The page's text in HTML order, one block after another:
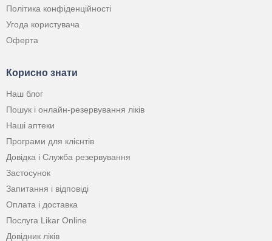
Політика конфіденційності
Угода користувача
Оферта
Корисно знати
Наш блог
Пошук і онлайн-резервування ліків
Наші аптеки
Програми для клієнтів
Довідка і Служба резервування
Застосунок
Запитання і відповіді
Оплата і доставка
Послуга Likar Online
Довідник ліків